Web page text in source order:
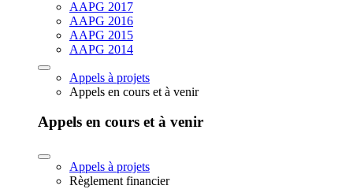
AAPG 2017
AAPG 2016
AAPG 2015
AAPG 2014
Appels à projets
Appels en cours et à venir
Appels en cours et à venir
Appels à projets
Règlement financier